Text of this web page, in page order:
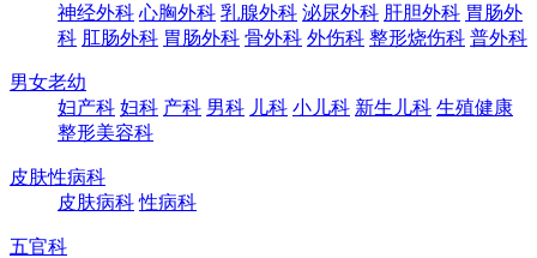
神经外科 心胸外科 乳腺外科 泌尿外科 肝胆外科 胃肠外
科 肛肠外科 胃肠外科 骨外科 外伤科 整形烧伤科 普外科
男女老幼
妇产科 妇科 产科 男科 儿科 小儿科 新生儿科 生殖健康
整形美容科
皮肤性病科
皮肤病科 性病科
五官科